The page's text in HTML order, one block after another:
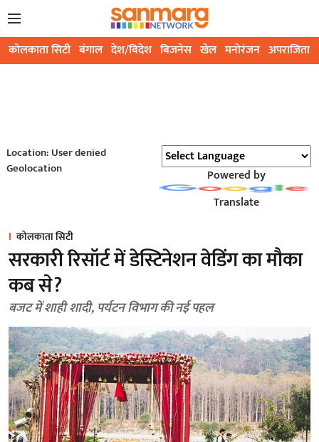
कोलकाता सिटी बंगाल देश/विदेश बिजनेस खेल मनोरंजन अपराजिता
Location: User denied
Geolocation
Powered by
Translate
कोलकाता सिटी
सरकारी रिसॉर्ट में डेस्टिनेशन वेडिंग का मौका
कब से?
बजट में शाही शादी, पर्यटन विभाग की नई पहल